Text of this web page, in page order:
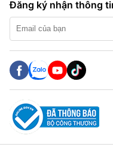
Đăng ký nhận thông